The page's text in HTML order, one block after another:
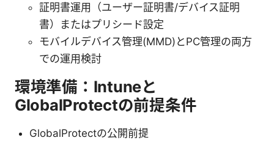
証明書運用（ユーザー証明書/デバイス証明
書）またはプリシード設定
モバイルデバイス管理(MMD)とPC管理の両方
での運用検討
環境準備：Intuneと
GlobalProtectの前提条件
GlobalProtectの公開前提